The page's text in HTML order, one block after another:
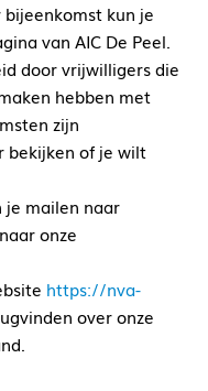
kun je
van AIC De Peel.
door vrijwilligers die
hebben met
zijn
bekijken of je wilt
je mailen naar
onze
https://nva-
over onze